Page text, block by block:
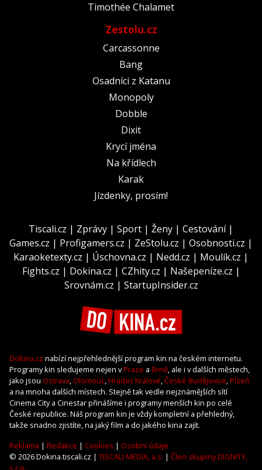
Timothée Chalamet
Zestolu.cz
Carcassonne
Bang
Osadníci z Katanu
Monopoly
Dobble
Dixit
Krycí jména
Na křídlech
Karak
Jízdenky, prosím!
Tiscali.cz | Zprávy | Sport | Ženy | Cestování|
Games.cz | Profigamers.cz | ZeStolu.cz | Osobnosti.cz |
Karaoketexty.cz | Úschovna.cz | Nedd.cz | Moulík.cz |
Fights.cz | Dokina.cz | CZhity.cz | Našepeníze.cz |
Srovnám.cz | StartupInsider.cz
Dokina.cz nabízí nejpřehlednější program kin na českém internetu.
Programy kin sledujeme nejen vPraze a Brně, ale i v dalších městech,
jako jsou Ostrava, Olomouc,Hradec Králové,České Budějovice,Plzeň
a na mnoha dalších místech. Stejně tak vedle nejznámějších sítí
Cinema City a Cinestar přinášíme i programy menších kin po celé
České republice. Náš program kin je vždy kompletní a přehledný,
takže snadno zjistíte, na jaký film a do jakého kina zajít.
Reklama | Redakce | Cookies | Osobní údaje
© 2026 Dokina.tiscali.cz | TISCALI MEDIA, a.s. | Člen skupiny DIGNITY,
s.r.o.